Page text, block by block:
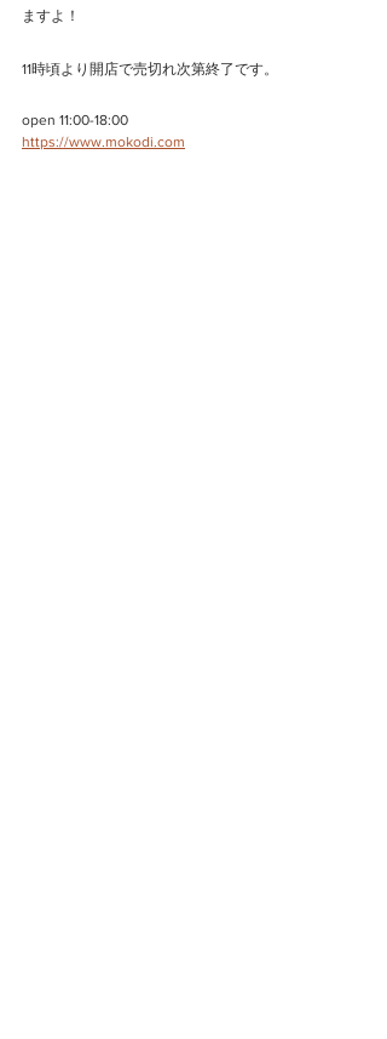
ますよ！
11時頃より開店で売切れ次第終了です。
open 11:00-18:00
https://www.mokodi.com